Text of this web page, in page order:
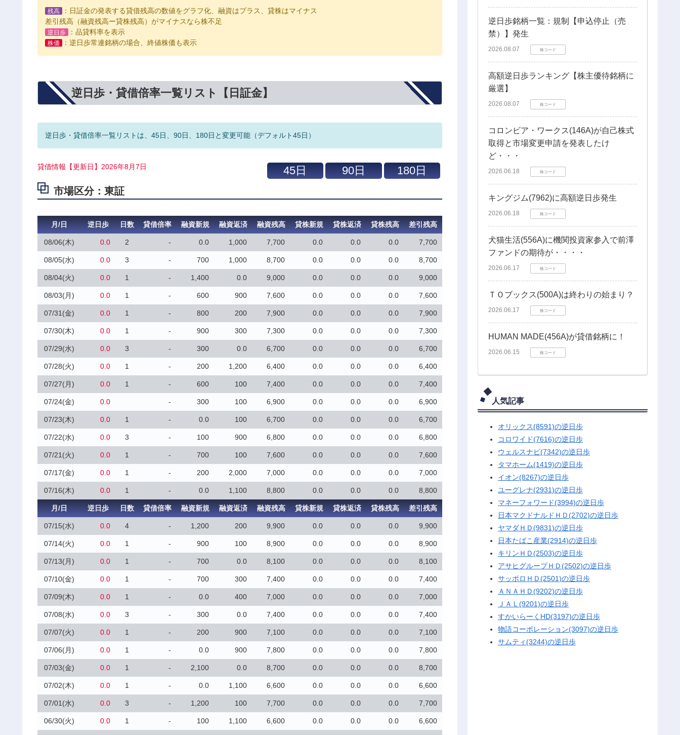
残高
：日証金の発表する貸借残高の数値をグラフ化、融資はプラス、貸株はマイナス
差引残高（融資残高ー貸株残高）がマイナスなら株不足
逆日歩 ：品貸料率を表示
株価 ：逆日歩常連銘柄の場合、終値株価も表示
逆日歩・貸借倍率一覧リスト【日証金】
逆日歩・貸借倍率一覧リストは、45日、90日、180日と変更可能（デフォルト45日）
貸借情報【更新日】2026年8月7日
市場区分：東証
月/日 逆日歩 日数 貸借倍率 融資新規 融資返済 融資残高 貸株新規 貸株返済 貸株残高 差引残高
08/06(木) 0.0 2 - 0.0 1,000 7,700 0.0 0.0 0.0 7,700
08/05(水) 0.0 3 - 700 1,000 8,700 0.0 0.0 0.0 8,700
08/04(火) 0.0 1 - 1,400 0.0 9,000 0.0 0.0 0.0 9,000
08/03(月) 0.0 1 - 600 900 7,600 0.0 0.0 0.0 7,600
07/31(金) 0.0 1 - 800 200 7,900 0.0 0.0 0.0 7,900
07/30(木) 0.0 1 - 900 300 7,300 0.0 0.0 0.0 7,300
07/29(水) 0.0 3 - 300 0.0 6,700 0.0 0.0 0.0 6,700
07/28(火) 0.0 1 - 200 1,200 6,400 0.0 0.0 0.0 6,400
07/27(月) 0.0 1 - 600 100 7,400 0.0 0.0 0.0 7,400
07/24(金) 0.0 - 300 100 6,900 0.0 0.0 0.0 6,900
07/23(木) 0.0 1 - 0.0 100 6,700 0.0 0.0 0.0 6,700
07/22(水) 0.0 3 - 100 900 6,800 0.0 0.0 0.0 6,800
07/21(火) 0.0 1 - 700 100 7,600 0.0 0.0 0.0 7,600
07/17(金) 0.0 1 - 200 2,000 7,000 0.0 0.0 0.0 7,000
07/16(木) 0.0 1 - 0.0 1,100 8,800 0.0 0.0 0.0 8,800
月/日 逆日歩 日数 貸借倍率 融資新規 融資返済 融資残高 貸株新規 貸株返済 貸株残高 差引残高
07/15(水) 0.0 4 - 1,200 200 9,900 0.0 0.0 0.0 9,900
07/14(火) 0.0 1 - 900 100 8,900 0.0 0.0 0.0 8,900
07/13(月) 0.0 1 - 700 0.0 8,100 0.0 0.0 0.0 8,100
07/10(金) 0.0 1 - 700 300 7,400 0.0 0.0 0.0 7,400
07/09(木) 0.0 1 - 0.0 400 7,000 0.0 0.0 0.0 7,000
07/08(水) 0.0 3 - 300 0.0 7,400 0.0 0.0 0.0 7,400
07/07(火) 0.0 1 - 200 900 7,100 0.0 0.0 0.0 7,100
07/06(月) 0.0 1 - 0.0 900 7,800 0.0 0.0 0.0 7,800
07/03(金) 0.0 1 - 2,100 0.0 8,700 0.0 0.0 0.0 8,700
07/02(木) 0.0 1 - 0.0 1,100 6,600 0.0 0.0 0.0 6,600
07/01(水) 0.0 3 - 1,200 100 7,700 0.0 0.0 0.0 7,700
06/30(火) 0.0 1 - 100 1,100 6,600 0.0 0.0 0.0 6,600
逆日歩銘柄一覧：規制【申込停止（売
禁）】発生
2026.08.07 株コード
高額逆日歩ランキング【株主優待銘柄に
厳選】
2026.08.07 株コード
コロンビア・ワークス(146A)が自己株式
取得と市場変更申請を発表したけ
ど・・・
2026.06.18 株コード
キングジム(7962)に高額逆日歩発生
2026.06.18 株コード
犬猫生活(556A)に機関投資家参入で前澤
ファンドの期待が・・・・
2026.06.17 株コード
ＴＯブックス(500A)は終わりの始まり？
2026.06.17 株コード
HUMAN MADE(456A)が貸借銘柄に！
2026.06.15 株コード
人気記事
オリックス(8591)の逆日歩
コロワイド(7616)の逆日歩
ウェルスナビ(7342)の逆日歩
タマホーム(1419)の逆日歩
イオン(8267)の逆日歩
ユーグレナ(2931)の逆日歩
マネーフォワード(3994)の逆日歩
日本マクドナルドＨＤ(2702)の逆日歩
ヤマダＨＤ(9831)の逆日歩
日本たばこ産業(2914)の逆日歩
キリンＨＤ(2503)の逆日歩
アサヒグループＨＤ(2502)の逆日歩
サッポロＨＤ(2501)の逆日歩
ＡＮＡＨＤ(9202)の逆日歩
ＪＡＬ(9201)の逆日歩
すかいらーくHD(3197)の逆日歩
物語コーポレーション(3097)の逆日歩
サムティ(3244)の逆日歩